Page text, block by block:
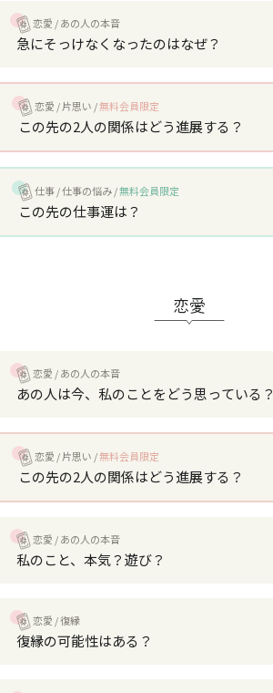
恋愛 あの人の本音
急にそっけなくなったのはなぜ？
恋愛 片思い 無料会員限定
この先の2人の関係はどう進展する？
仕事 仕事の悩み 無料会員限定
この先の仕事運は？
恋愛
恋愛 あの人の本音
あの人は今、私のことをどう思っている？
恋愛 片思い 無料会員限定
この先の2人の関係はどう進展する？
恋愛 あの人の本音
私のこと、本気？遊び？
恋愛 復縁
復縁の可能性はある？